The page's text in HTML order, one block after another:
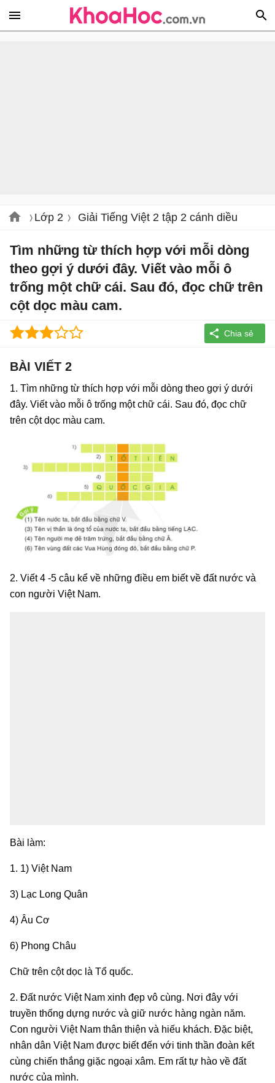
Lớp 2 Giải Tiếng Việt 2 tập 2 cánh diều
Tìm những từ thích hợp với mỗi dòng
theo gợi ý dưới đây. Viết vào mỗi ô
trống một chữ cái. Sau đó, đọc chữ trên
cột dọc màu cam.
BÀI VIẾT 2
1. Tìm những từ thích hợp với mỗi dòng theo gợi ý dưới
đây. Viết vào mỗi ô trống một chữ cái. Sau đó, đọc chữ
trên cột dọc màu cam.
2. Viết 4 -5 câu kể về những điều em biết về đất nước và
con người Việt Nam.
Bài làm:
1. 1) Việt Nam
3) Lạc Long Quân
4) Âu Cơ
6) Phong Châu
Chữ trên cột dọc là Tổ quốc.
2. Đất nước Việt Nam xinh đẹp vô cùng. Nơi đây với
truyền thống dựng nước và giữ nước hàng ngàn năm.
Con người Việt Nam thân thiện và hiếu khách. Đặc biệt,
nhân dân Việt Nam được biết đến với tinh thần đoàn kết
cùng chiến thắng giặc ngoại xâm. Em rất tự hào về đất
nước của mình.